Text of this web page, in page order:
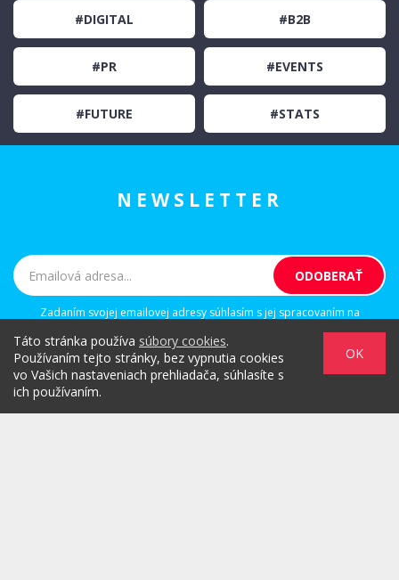
Táto stránka používa súbory cookies.
Používaním tejto stránky, bez vypnutia cookies
vo Vašich nastaveniach prehliadača, súhlasíte s
ich používaním.
OK
#DIGITAL #B2B
#PR #EVENTS
#FUTURE #STATS
NEWSLETTER
Zadaním svojej emailovej adresy súhlasím s jej spracovaním na
osobným emailom za účelom informovania o novinkách.